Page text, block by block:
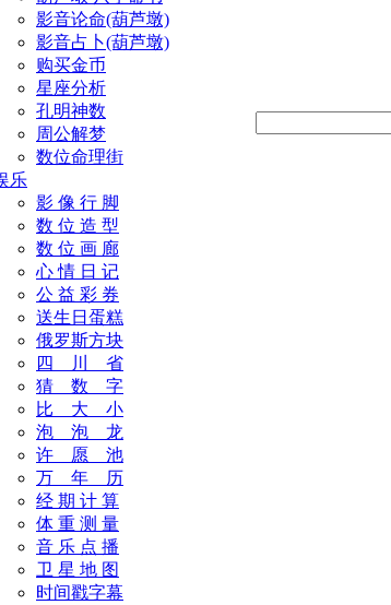
影音论命(葫芦墩)
影音占卜(葫芦墩)
购买金币
星座分析
孔明神数
周公解梦
数位命理街
乐
影 像 行 脚
数 位 造 型
数 位 画 廊
心 情 日 记
公 益 彩 券
送生日蛋糕
俄罗斯方块
四 川 省
猜 数 字
比 大 小
泡 泡 龙
许 愿 池
万 年 历
经 期 计 算
体 重 测 量
音 乐 点 播
卫 星 地 图
时间戳字幕